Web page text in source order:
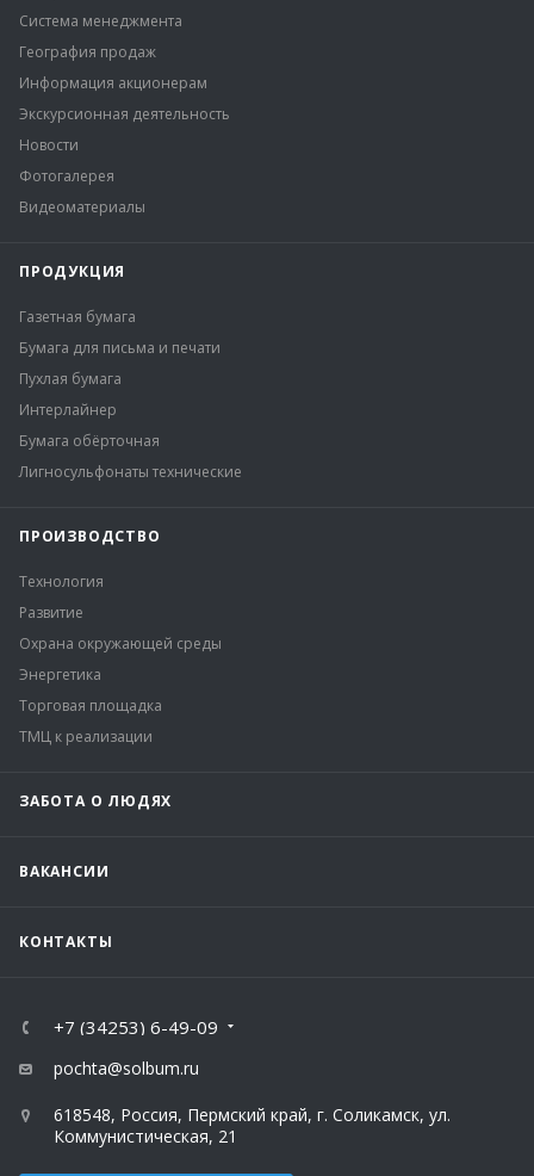
Система менеджмента
География продаж
Информация акционерам
Экскурсионная деятельность
Новости
Фотогалерея
Видеоматериалы
ПРОДУКЦИЯ
Газетная бумага
Бумага для письма и печати
Пухлая бумага
Интерлайнер
Бумага обёрточная
Лигносульфонаты технические
ПРОИЗВОДСТВО
Технология
Развитие
Охрана окружающей среды
Энергетика
Торговая площадка
ТМЦ к реализации
ЗАБОТА О ЛЮДЯХ
ВАКАНСИИ
КОНТАКТЫ
+7 (34253) 6-49-09
pochta@solbum.ru
618548, Россия, Пермский край, г. Соликамск, ул.
Коммунистическая, 21